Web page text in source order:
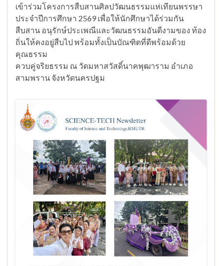
เข้าร่วมโครงการสืบสานศิลปวัฒนธรรมแห่เทียนพรรษา
ประจำปีการศึกษา 2569 เพื่อให้นักศึกษาได้ร่วมกัน
สืบสาน อนุรักษ์ประเพณีและวัฒนธรรมอันดีงามของ ท้อง
ถิ่นให้คงอยู่สืบไป พร้อมทั้งเป็นบัณฑิตที่ดีพร้อมด้วย
คุณธรรม
ควบคู่จริยธรรม ณ วัดมหาสวัสดิ์นาคพุฒาราม อำเภอ
สามพราน จังหวัดนครปฐม